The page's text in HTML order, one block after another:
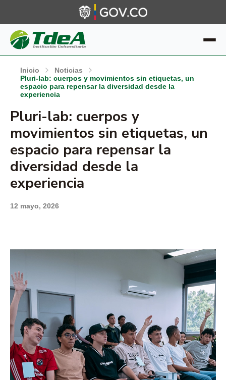
Inicio
Noticias
Pluri-lab: cuerpos y movimientos sin etiquetas, un
espacio para repensar la diversidad desde la
experiencia
Pluri-lab: cuerpos y
movimientos sin etiquetas, un
espacio para repensar la
diversidad desde la
experiencia
12 mayo, 2026